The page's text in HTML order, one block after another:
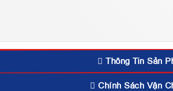
Thông Tin Sản
Chính Sách Vận